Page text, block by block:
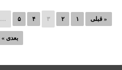
« قبلی ۱ ۲ ۳ ۴ ۵ …
بعدی »